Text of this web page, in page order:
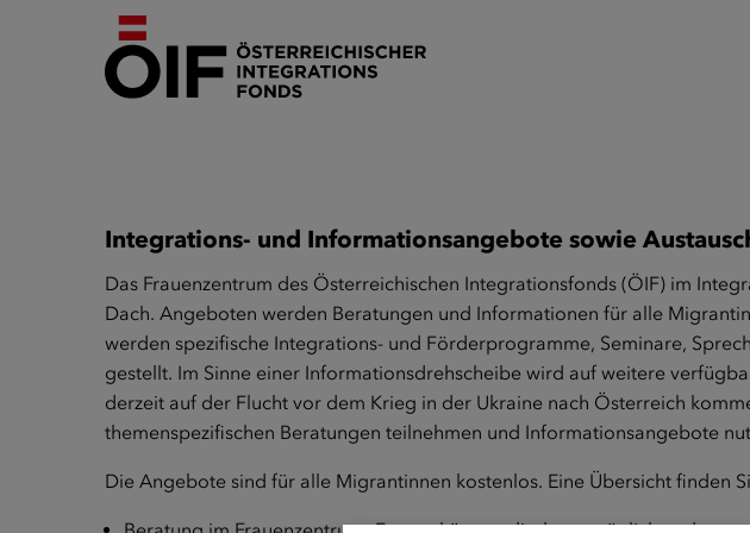
Integrations- und Informationsangebote sowie
Das Frauenzentrum des Österreichischen Integrationsfonds (ÖIF) im
Dach. Angeboten werden Beratungen und Informationen für alle
werden spezifische Integrations- und Förderprogramme, Seminare,
gestellt. Im Sinne einer Informationsdrehscheibe wird auf weitere
derzeit auf der Flucht vor dem Krieg in der Ukraine nach Österreich
themenspezifischen Beratungen teilnehmen und Informationsangebote
Die Angebote sind für alle Migrantinnen kostenlos. Eine Übersicht finden